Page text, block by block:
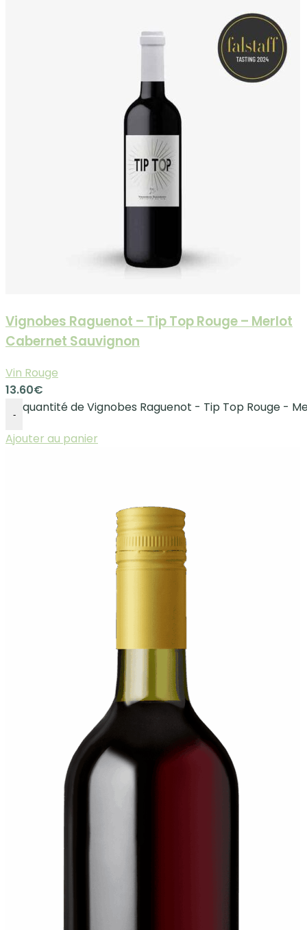
Vignobes Raguenot – Tip Top Rouge – Merlot
Cabernet Sauvignon
Vin Rouge
13.60€
-
quantité de Vignobes Raguenot - Tip Top Rouge -
Ajouter au panier